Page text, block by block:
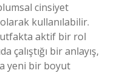
cinsiyet
kullanılabilir.
aktif bir rol
çalıştığı bir anlayış,
yeni bir boyut